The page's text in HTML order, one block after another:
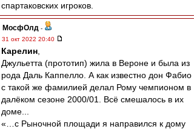
спартаковских игроков.
МосфОлд -
31 окт 2022 20:40
Карелин
Джульетта (прототип) жила в Вероне и была из
рода Даль Каппелло. А как известно дон Фабио
с такой же фамилией делал Рому чемпионом в
далёком сезоне 2000/01. Всё смешалось в их
доме...
«…с Рыночной площади я направился к дому